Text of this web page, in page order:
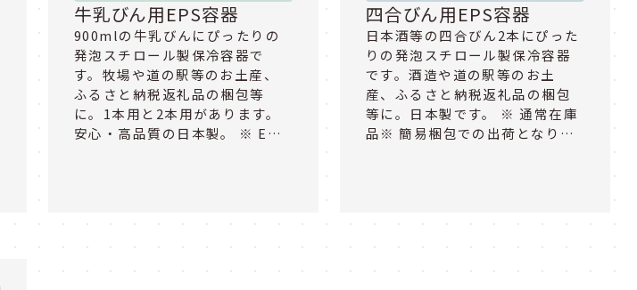
牛乳びん用EPS容器
900mlの牛乳びんにぴったりの
発泡スチロール製保冷容器で
す。牧場や道の駅等のお土産、
ふるさと納税返礼品の梱包等
に。1本用と2本用があります。
安心・高品質の日本製。 ※ E…
四合びん用EPS容器
日本酒等の四合びん2本にぴった
りの発泡スチロール製保冷容器
です。酒造や道の駅等のお土
産、ふるさと納税返礼品の梱包
等に。日本製です。 ※ 通常在庫
品※ 簡易梱包での出荷となり…